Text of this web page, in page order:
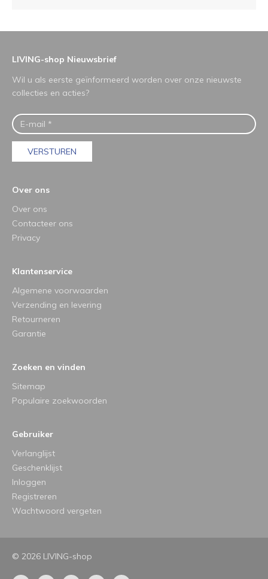
LIVING-shop Nieuwsbrief
Wil u als eerste geïnformeerd worden over onze nieuwste
collecties en acties?
VERSTUREN
Over ons
Over ons
Contacteer ons
Privacy
Klantenservice
Algemene voorwaarden
Verzending en levering
Retourneren
Garantie
Zoeken en vinden
Sitemap
Populaire zoekwoorden
Gebruiker
Verlanglijst
Geschenklijst
Inloggen
Registreren
Wachtwoord vergeten
© 2026 LIVING-shop